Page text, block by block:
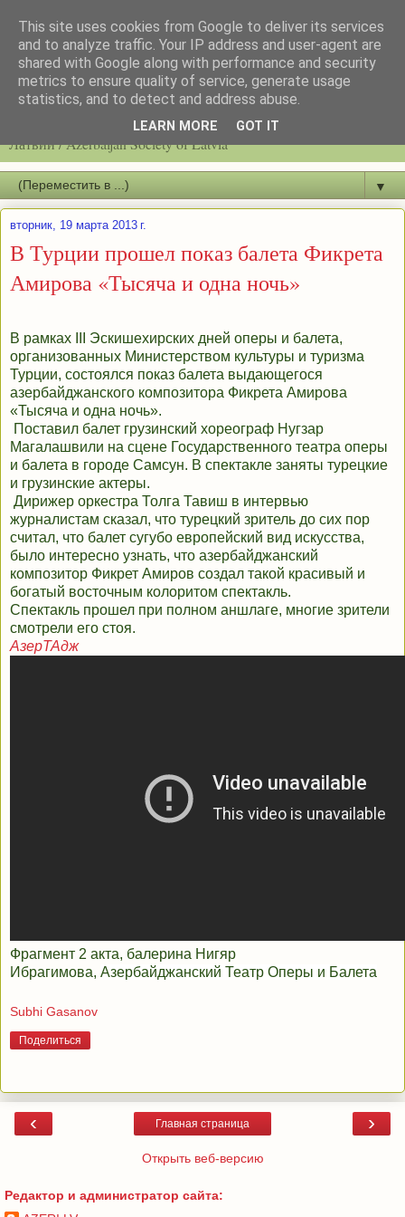
Latvijas azerbaidžāņu biedrību / Общество азербайджанцев
Латвии / Azerbaijan Society of Latvia
▼
вторник, 19 марта 2013 г.
В Турции прошел показ балета Фикрета
Амирова «Тысяча и одна ночь»
В рамках III Эскишехирских дней оперы и балета,
организованных Министерством культуры и туризма
Турции, состоялся показ балета выдающегося
азербайджанского композитора Фикрета Амирова
«Тысяча и одна ночь».
Поставил балет грузинский хореограф Нугзар
Магалашвили на сцене Государственного театра оперы
и балета в городе Самсун. В спектакле заняты турецкие
и грузинские актеры.
Дирижер оркестра Толга Тавиш в интервью
журналистам сказал, что турецкий зритель до сих пор
считал, что балет сугубо европейский вид искусства,
было интересно узнать, что азербайджанский
композитор Фикрет Амиров создал такой красивый и
богатый восточным колоритом спектакль.
Спектакль прошел при полном аншлаге, многие зрители
смотрели его стоя.
АзерТАдж
Фрагмент 2 акта, балерина Нигяр
Ибрагимова, Азербайджанский Театр Оперы и Балета
Subhi Gasanov
Поделиться
‹ ›
Главная страница
Открыть веб-версию
Редактор и администратор сайта:
This site uses cookies from Google to deliver its services
and to analyze traffic. Your IP address and user-agent are
shared with Google along with performance and security
metrics to ensure quality of service, generate usage
statistics, and to detect and address abuse.
LEARN MORE GOT IT